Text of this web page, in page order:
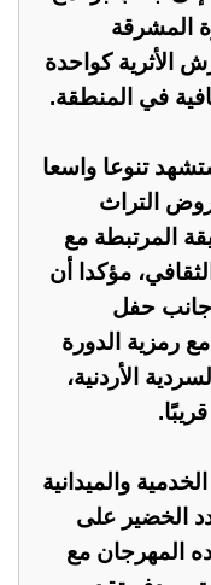
المشرقة
الأثرية كواحدة
في المنطقة.
تنوعا واسعا
التراث
المرتبطة مع
مؤكدا أن
جانب حفل
رمزية الدورة
الأردنية،
والميدانية
الخضير على
المهرجان مع